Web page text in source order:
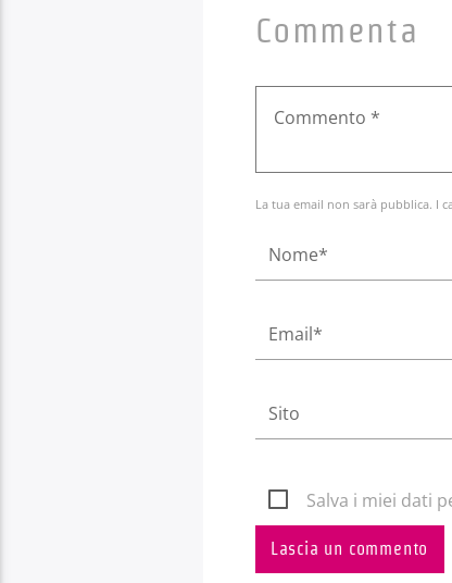
Commenta
La tua email non sarà pubblica. I
Salva i miei dati